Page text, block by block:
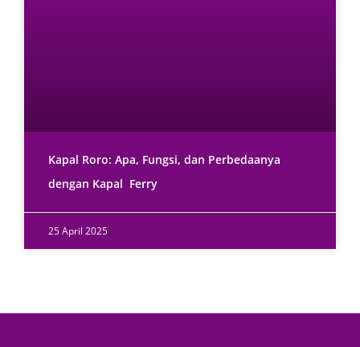
Kapal Roro: Apa, Fungsi, dan Perbedaanya
dengan Kapal Ferry
25 April 2025